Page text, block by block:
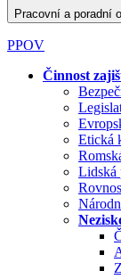
Pracovní a poradní
PPOV
Činnost
Etická
Lidská